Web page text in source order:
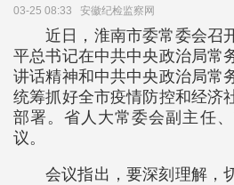
03-25 08:33 安徽纪检监察网
近日，淮南市委常委会召
平总书记在中共中央政治局常
讲话精神和中共中央政治局常
统筹抓好全市疫情防控和经济
部署。省人大常委会副主任
议。
会议指出，要深刻理解，